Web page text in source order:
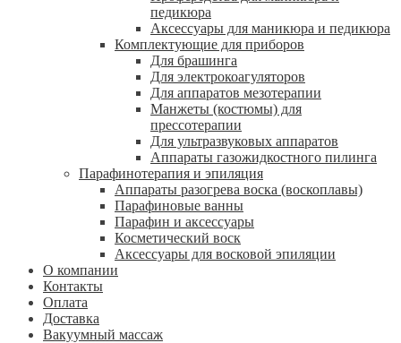
педикюра
Аксессуары для маникюра и педикюра
Комплектующие для приборов
Для брашинга
Для электрокоагуляторов
Для аппаратов мезотерапии
Манжеты (костюмы) для
прессотерапии
Для ультразвуковых аппаратов
Аппараты газожидкостного пилинга
Парафинотерапия и эпиляция
Аппараты разогрева воска (воскоплавы)
Парафиновые ванны
Парафин и аксессуары
Косметический воск
Аксессуары для восковой эпиляции
О компании
Контакты
Оплата
Доставка
Вакуумный массаж